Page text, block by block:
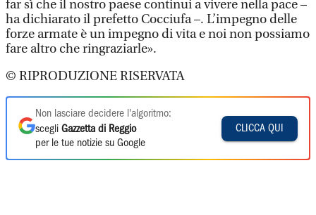
far sì che il nostro paese continui a vivere nella pace –
ha dichiarato il prefetto Cocciufa –. L’impegno delle
forze armate è un impegno di vita e noi non possiamo
fare altro che ringraziarle».
© RIPRODUZIONE RISERVATA
Non lasciare decidere l'algoritmo:
scegli Gazzetta di Reggio
per le tue notizie su Google
CLICCA QUI